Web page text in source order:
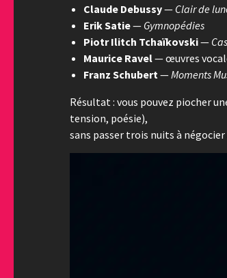
Claude Debussy— Clair de
Erik Satie— Gymnopédies
Piotr Ilitch Tchaïkovski—
Maurice Ravel— œuvres
Franz Schubert —Moments
Résultat : vous pouvez piocher
tension, poésie),
sans passer trois nuits à